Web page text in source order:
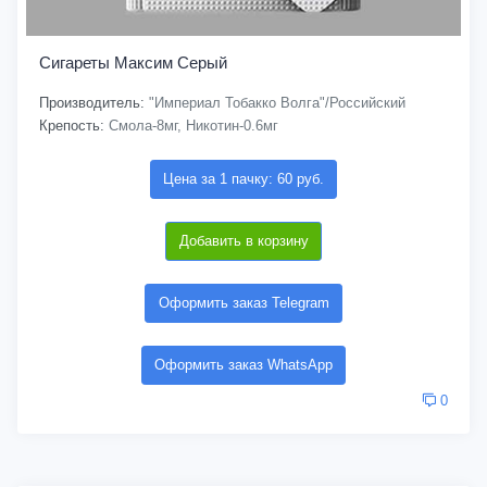
Сигареты Максим Серый
Производитель: "Империал Тобакко Волга"/Российский
Крепость: Смола-8мг, Никотин-0.6мг
Цена за 1 пачку: 60 руб.
Добавить в корзину
Оформить заказ Telegram
Оформить заказ WhatsApp
0